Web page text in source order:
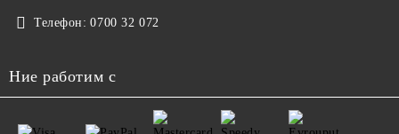
Телефон: 0700 32 072
Ние работим с